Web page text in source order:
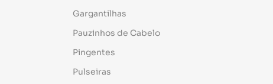
Gargantilhas
Pauzinhos de Cabelo
Pingentes
Pulseiras